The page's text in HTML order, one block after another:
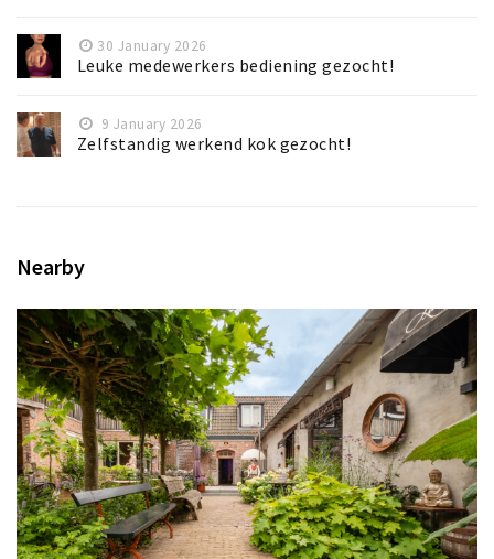
30 January 2026
Leuke medewerkers bediening gezocht!
9 January 2026
Zelfstandig werkend kok gezocht!
Nearby